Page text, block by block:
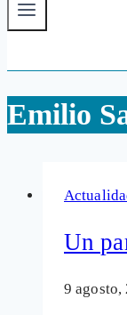
Emilio
Un
9 agosto,